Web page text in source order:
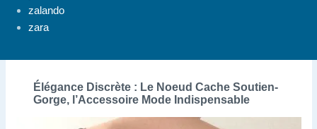
zalando
zara
Élégance Discrète : Le Noeud Cache Soutien-
Gorge, l’Accessoire Mode Indispensable